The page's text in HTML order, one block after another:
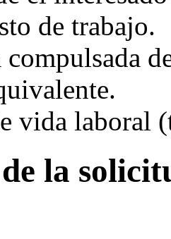
de trabajo.
vida laboral
la